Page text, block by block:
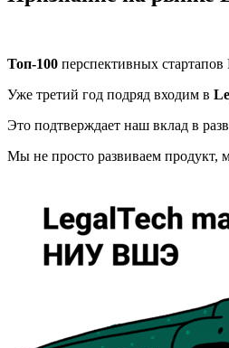
Топ-100 перспективных
Уже третий год подряд входим в
Это подтверждает наш вклад в
Мы не просто развиваем продукт,